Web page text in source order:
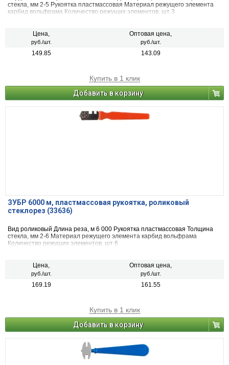
стекла, мм 2-5 Рукоятка пласт­мас­со­вая Материал режущего элемента
кар­бид вольф­ра­ма Количество режущих элементов, шт 3
Цена,
руб./шт.
Оптовая цена,
руб./шт.
149.85 143.09
Купить в 1 клик
Добавить в корзину
ЗУБР 6000 м, пластмассовая рукоятка, роликовый
стеклорез (33636)
Вид ро­ли­ко­вый Длина реза, м 6 000 Рукоятка пласт­мас­со­вая Толщина
стекла, мм 2-6 Материал режущего элемента кар­бид вольф­ра­ма
Количество режущих элементов, шт 6
Цена,
руб./шт.
Оптовая цена,
руб./шт.
169.19 161.55
Купить в 1 клик
Добавить в корзину